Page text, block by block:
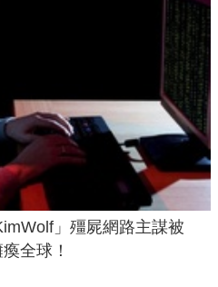
」殭屍網路主謀被
全球！